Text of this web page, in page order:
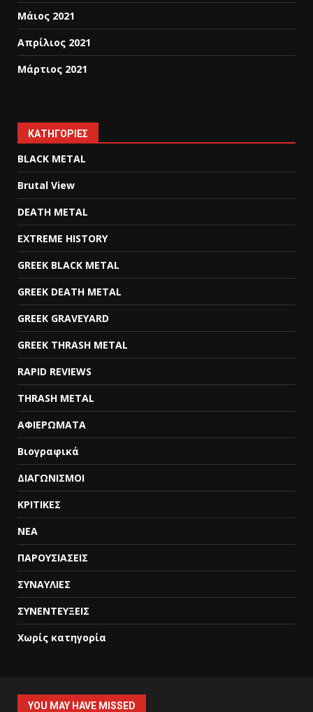
Μάιος 2021
Απρίλιος 2021
Μάρτιος 2021
KΑΤΗΓΟΡΊΕΣ
BLACK METAL
Brutal View
DEATH METAL
EXTREME HISTORY
GREEK BLACK METAL
GREEK DEATH METAL
GREEK GRAVEYARD
GREEK THRASH METAL
RAPID REVIEWS
THRASH METAL
ΑΦΙΕΡΩΜΑΤΑ
Βιογραφικά
ΔΙΑΓΩΝΙΣΜΟΙ
ΚΡΙΤΙΚΕΣ
ΝΕΑ
ΠΑΡΟΥΣΙΑΣΕΙΣ
ΣΥΝΑΥΛΙΕΣ
ΣΥΝΕΝΤΕΥΞΕΙΣ
Χωρίς κατηγορία
YOU MAY HAVE MISSED